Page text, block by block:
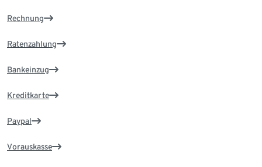
Rechnung
Ratenzahlung
Bankeinzug
Kreditkarte
Paypal
Vorauskasse